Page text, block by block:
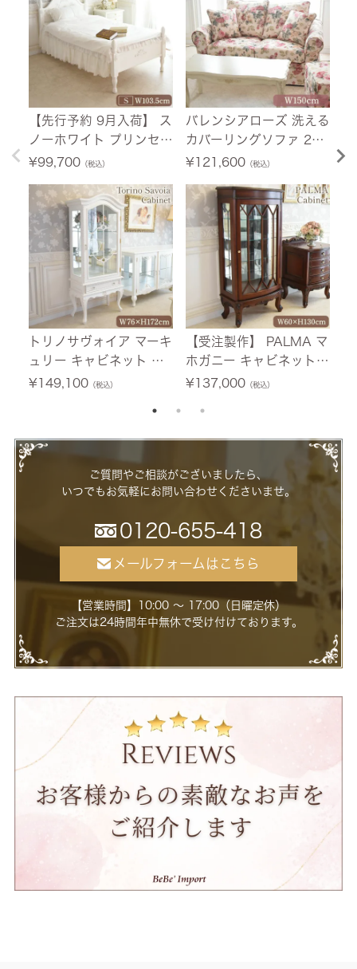
【先行予約 9月入荷】 ス
ノーホワイト プリンセス
シングルベッド ホワイト
設置サービス付】
¥99,700（税込）
トリノサヴォイア マーキ
ュリー キャビネット ホ
ワイト 幅76cm 【送料無
¥149,100（税込）
バレンシアローズ 洗える
カバーリングソファ 2人
掛け(2P) 薔薇 幅150cm
ス付】
¥121,600（税込）
【受注製作】 PALMA マ
ホガニー キャビネット
幅60cm 【送料無料/設
¥137,000（税込）
¥
ご質問やご相談がございましたら、
いつでもお気軽にお問い合わせくださいませ。
0120-655-418
メールフォームはこちら
【営業時間】10:00 ～ 17:00（日曜定休）
ご注文は24時間年中無休で受け付けております。